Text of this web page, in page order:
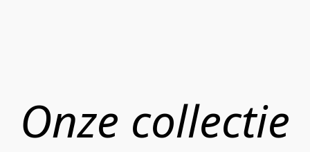
Onze collectie